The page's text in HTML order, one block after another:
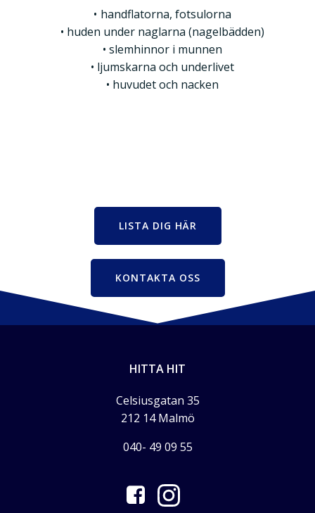
handflatorna, fotsulorna
huden under naglarna (nagelbädden)
slemhinnor i munnen
ljumskarna och underlivet
huvudet och nacken
LISTA DIG HÄR
KONTAKTA OSS
HITTA HIT
Celsiusgatan 35
212 14 Malmö
040- 49 09 55